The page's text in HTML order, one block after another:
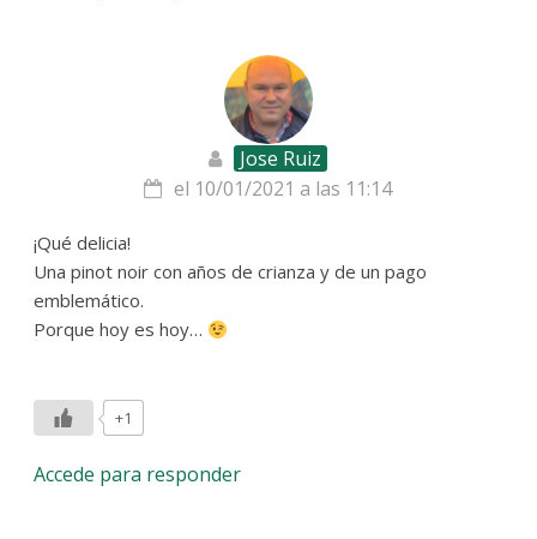
Jose Ruiz
el 10/01/2021 a las 11:14
¡Qué delicia!
Una pinot noir con años de crianza y de un pago
emblemático.
Porque hoy es hoy…
+1
Accede para responder